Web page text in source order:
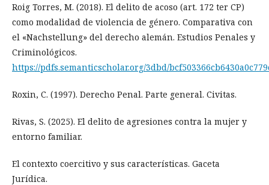
Roig Torres, M. (2018). El delito de acoso (art. 172 ter CP)
como modalidad de violencia de género. Comparativa con
el «Nachstellung» del derecho alemán. Estudios Penales y
Criminológicos.
https://pdfs.semanticscholar.org/3dbd/
Roxin, C. (1997). Derecho Penal. Parte general. Civitas.
Rivas, S. (2025). El delito de agresiones contra la mujer y
entorno familiar.
El contexto coercitivo y sus características. Gaceta
Jurídica.